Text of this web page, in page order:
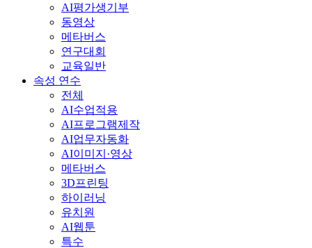
AI평가생기부
동영상
메타버스
연구대회
교육일반
속성 연수
전체
AI수업적용
AI프로그램제작
AI업무자동화
AI이미지·영상
메타버스
3D프린팅
하이러닝
유치원
AI웹툰
특수